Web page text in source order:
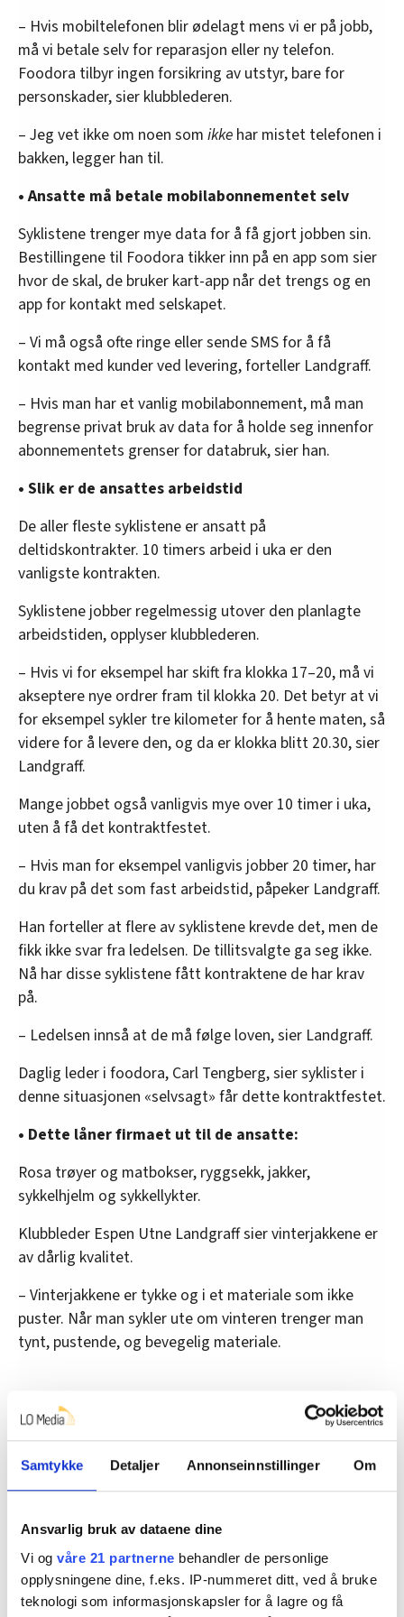
Samtykke Detaljer Annonseinnstillinger Om
Ansvarlig bruk av dataene dine
Vi og våre 21 partnerne behandler de personlige
opplysningene dine, f.eks. IP-nummeret ditt, ved å bruke
teknologi som informasjonskapsler for å lagre og få
– Hvis mobiltelefonen blir ødelagt mens vi er på jobb,
må vi betale selv for reparasjon eller ny telefon.
Foodora tilbyr ingen forsikring av utstyr, bare for
personskader, sier klubblederen.
– Jeg vet ikke om noen som ikke har mistet telefonen i
bakken, legger han til.
• Ansatte må betale mobilabonnementet selv
Syklistene trenger mye data for å få gjort jobben sin.
Bestillingene til Foodora tikker inn på en app som sier
hvor de skal, de bruker kart-app når det trengs og en
app for kontakt med selskapet.
– Vi må også ofte ringe eller sende SMS for å få
kontakt med kunder ved levering, forteller Landgraff.
– Hvis man har et vanlig mobilabonnement, må man
begrense privat bruk av data for å holde seg innenfor
abonnementets grenser for databruk, sier han.
• Slik er de ansattes arbeidstid
De aller fleste syklistene er ansatt på
deltidskontrakter. 10 timers arbeid i uka er den
vanligste kontrakten.
Syklistene jobber regelmessig utover den planlagte
arbeidstiden, opplyser klubblederen.
– Hvis vi for eksempel har skift fra klokka 17–20, må vi
akseptere nye ordrer fram til klokka 20. Det betyr at vi
for eksempel sykler tre kilometer for å hente maten, så
videre for å levere den, og da er klokka blitt 20.30, sier
Landgraff.
Mange jobbet også vanligvis mye over 10 timer i uka,
uten å få det kontraktfestet.
– Hvis man for eksempel vanligvis jobber 20 timer, har
du krav på det som fast arbeidstid, påpeker Landgraff.
Han forteller at flere av syklistene krevde det, men de
fikk ikke svar fra ledelsen. De tillitsvalgte ga seg ikke.
Nå har disse syklistene fått kontraktene de har krav
på.
– Ledelsen innså at de må følge loven, sier Landgraff.
Daglig leder i foodora, Carl Tengberg, sier syklister i
denne situasjonen «selvsagt» får dette kontraktfestet.
• Dette låner firmaet ut til de ansatte:
Rosa trøyer og matbokser, ryggsekk, jakker,
sykkelhjelm og sykkellykter.
Klubbleder Espen Utne Landgraff sier vinterjakkene er
av dårlig kvalitet.
– Vinterjakkene er tykke og i et materiale som ikke
puster. Når man sykler ute om vinteren trenger man
tynt, pustende, og bevegelig materiale.
Frihet på en sykkel
Den aktive syklisten Espen Utne Landgraff begynte i
Foodora i august i fjor. Han liker frihetsfølelsen på
sykkelen, og når han kan sykle samtidig som han
Felles for dem som jobber mest for selskapet er at de
elsker å sykle. Det er ikke helt uvanlig med en 10 mils
sykkeltur før vakt, og interne konkurranser.